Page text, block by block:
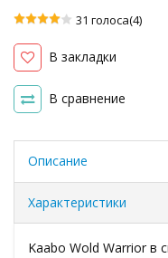
31 голоса(4)
В закладки
В сравнение
Описание
Характеристики
Kaabo Wold Warrior в